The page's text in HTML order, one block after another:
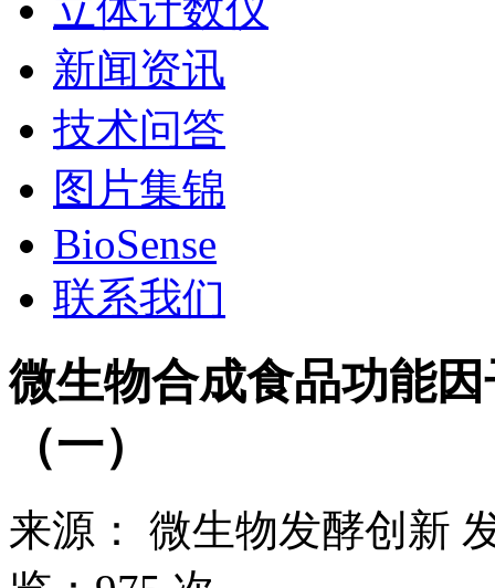
新闻资讯
技术问答
图片集锦
BioSense
联系我们
微生物合成食品功能
（一）
来源： 微生物发酵创新